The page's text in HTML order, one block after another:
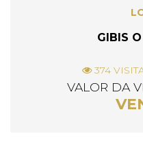
GIBIS
374
VALOR DA